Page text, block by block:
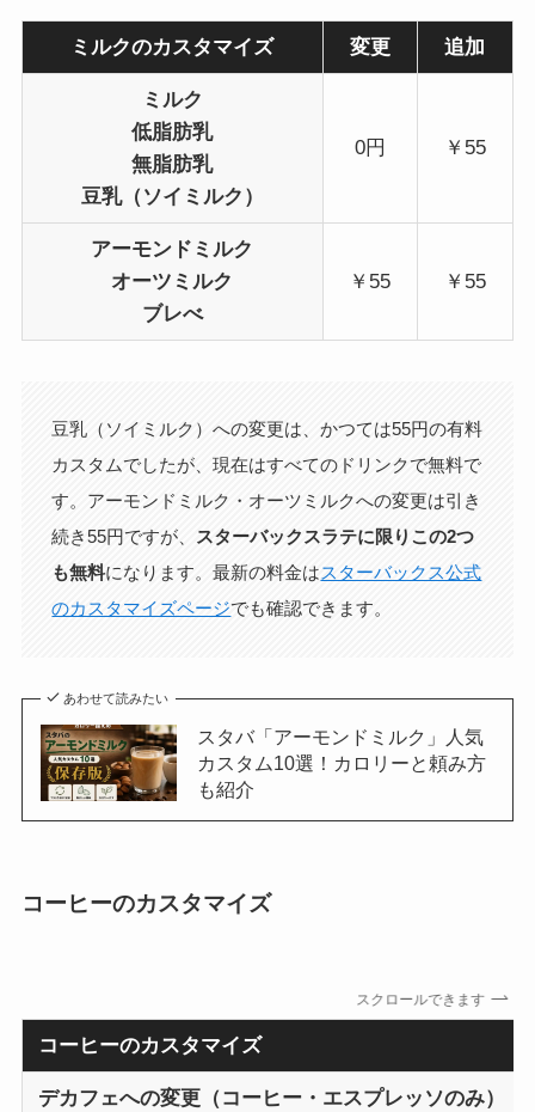
ミルクのカスタマイズ 変更 追加
ミルク
低脂肪乳
無脂肪乳
豆乳（ソイミルク）
0円 ￥55
アーモンドミルク
オーツミルク
ブレべ
￥55 ￥55
豆乳（ソイミルク）への変更は、かつては55円の有料
カスタムでしたが、現在はすべてのドリンクで無料で
す。アーモンドミルク・オーツミルクへの変更は引き
続き55円ですが、 スターバックスラテに限りこの2つ
も無料になります。最新の料金はスターバックス公式
のカスタマイズページでも確認できます。
あわせて読みたい
スタバ「アーモンドミルク」人気
カスタム10選！カロリーと頼み方
も紹介
コーヒーのカスタマイズ
スクロールできます
コーヒーのカスタマイズ
デカフェへの変更（コーヒー・エスプレッソのみ）